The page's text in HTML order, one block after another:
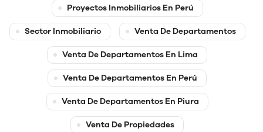
Proyectos Inmobiliarios En Perú
Sector Inmobiliario Venta De Departamentos
Venta De Departamentos En Lima
Venta De Departamentos En Perú
Venta De Departamentos En Piura
Venta De Propiedades